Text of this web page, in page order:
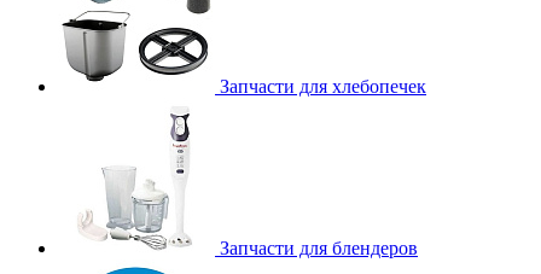
Запчасти для хлебопечек
Запчасти для блендеров